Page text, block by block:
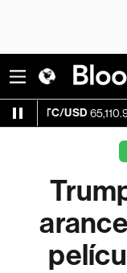
65,110.93